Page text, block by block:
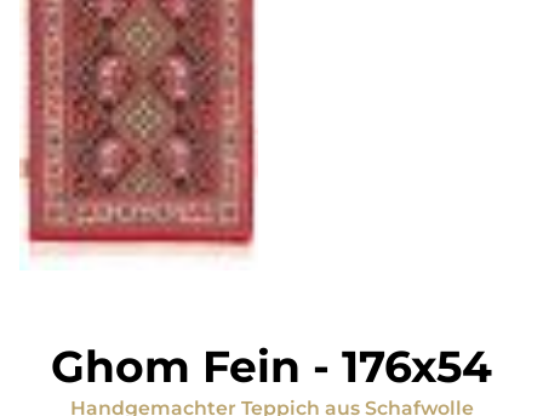
Ghom Fein - 176x54
Handgemachter Teppich aus Schafwolle